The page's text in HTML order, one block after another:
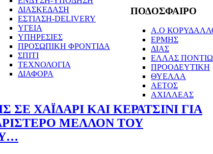
ΔΙΑΣΚΕΔΑΣΗ
ΕΣΤΙΑΣΗ-DELIVERY
ΥΓΕΙΑ
ΥΠΗΡΕΣΙΕΣ
ΠΡΟΣΩΠΙΚΗ ΦΡΟΝΤΙΔΑ
ΣΠΙΤΙ
ΤΕΧΝΟΛΟΓΙΑ
ΔΙΑΦΟΡΑ
ΠΟΔΟΣΦΑΙΡΟ
Α.Ο
ΕΡΜΗΣ
ΔΙΑΣ
ΕΛΛΑΣ
ΠΡΟΟΔΕΥΤΙΚΗ
ΘΥΕΛΛΑ
ΑΕΤΟΣ
ΑΧΙΛΛΕΑΣ
ΣΕ ΧΑΪΔΑΡΙ ΚΑΙ ΚΕΡΑΤΣΙΝΙ ΓΙΑ
ΜΕΛΛΟΝ ΤΟΥ